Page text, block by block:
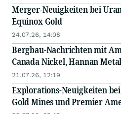
Merger-Neuigkeiten bei
Equinox Gold
24.07.26, 14:08
Bergbau-Nachrichten mit
Canada Nickel, Hannan
21.07.26, 12:19
Explorations-Neuigkeiten
Gold Mines und Premier